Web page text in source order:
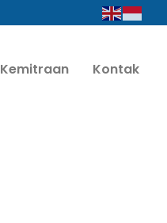
Kemitraan Kontak